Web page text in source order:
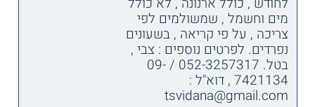
מים וחשמל , שמשולמים לפי
צריכה , על פי קריאה , בשעונים
נפרדים. לפרטים נוספים : צבי ,
בטל. 052-3257317 / 09-
7421134 , דוא"ל :
tsvidana@gmail.com